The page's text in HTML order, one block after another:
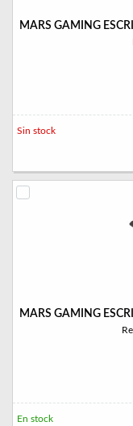
MARS GAMING
Sin stock
MARS GAMING
En stock